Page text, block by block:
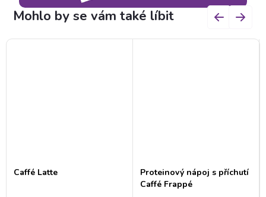
Caffé Latte
Proteinový nápoj s příchutí
Caffé Frappé